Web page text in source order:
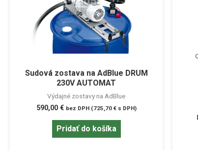
Sudová zostava na AdBlue DRUM
230V AUTOMAT
Výdajné zostavy na AdBlue
590,00 € bez DPH (725,70 €s DPH)
Pridať do košíka